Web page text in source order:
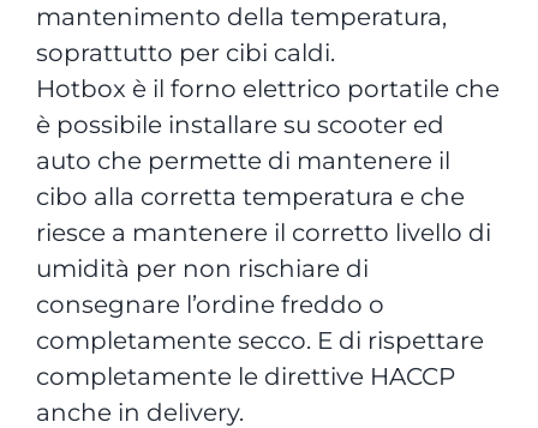
mantenimento della temperatura,
soprattutto per cibi caldi.
Hotbox è il forno elettrico portatile che
è possibile installare su scooter ed
auto che permette di mantenere il
cibo alla corretta temperatura e che
riesce a mantenere il corretto livello di
umidità per non rischiare di
consegnare l’ordine freddo o
completamente secco. E di rispettare
completamente le direttive HACCP
anche in delivery.